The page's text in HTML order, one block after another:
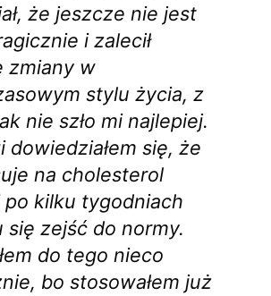
że jeszcze nie jest
i zalecił
zmiany w
stylu życia, z
nie szło mi najlepiej.
dowiedziałem się, że
na cholesterol
po kilku tygodniach
się zejść do normy.
do tego nieco
bo stosowałem już